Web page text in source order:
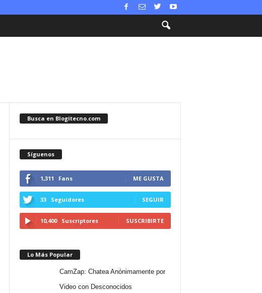
Busca en Blogitecno.com
Síguenos
1,311 Fans ME GUSTA
33 Seguidores SEGUIR
10,400 Suscriptores SUSCRIBIRTE
Lo Más Popular
CamZap: Chatea Anónimamente por
Video con Desconocidos